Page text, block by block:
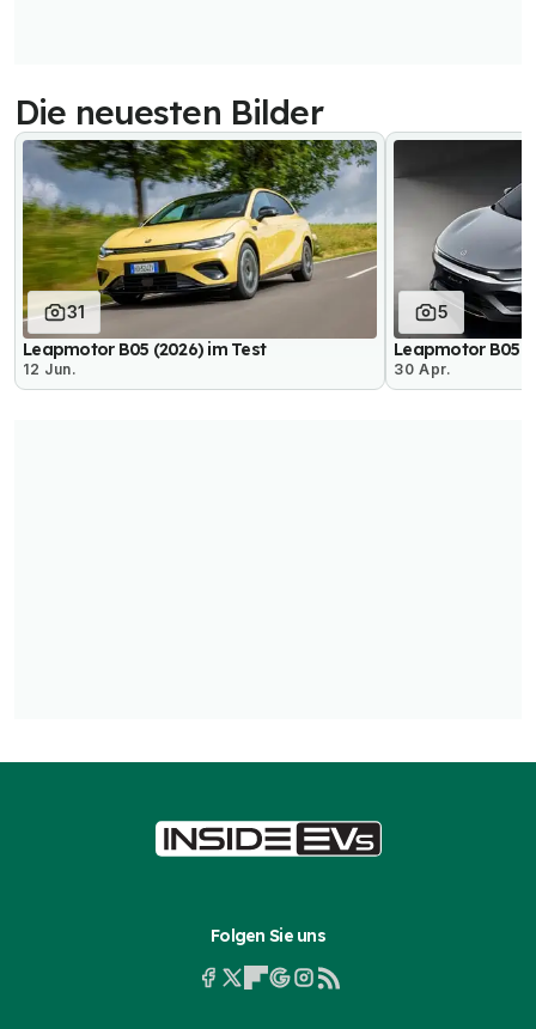
Die neuesten Bilder
31
Leapmotor B05 (2026) im Test
12 Jun.
5
Leapmotor B05
30 Apr.
Folgen Sie uns